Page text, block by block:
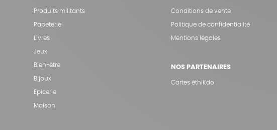
Produits militants
Papeterie
Livres
Jeux
Bien-être
Bijoux
Epicerie
Maison
Conditions de vente
Politique de confidentialité
Mentions légales
NOS PARTENAIRES
Cartes éthiKdo